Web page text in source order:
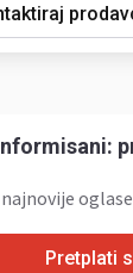
Pretplati